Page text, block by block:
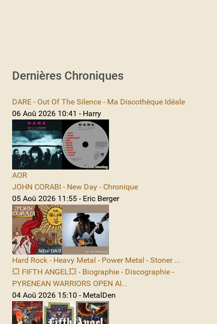
Dernières Chroniques
DARE - Out Of The Silence - Ma Discothèque Idéale
06 Aoû 2026 10:41 - Harry
AOR
JOHN CORABI - New Day - Chronique
05 Aoû 2026 11:55 - Eric Berger
Hard Rock - Heavy Metal - Power Metal - Stoner ...
💥 FIFTH ANGEL💥 - Biographie - Discographie -
PYRENEAN WARRIORS OPEN AI...
04 Aoû 2026 15:10 - MetalDen